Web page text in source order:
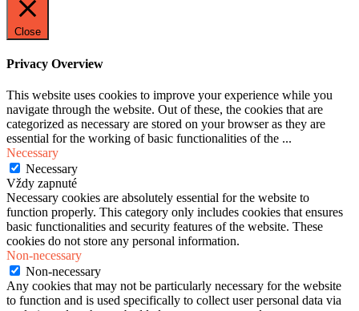
Close
Privacy Overview
This website uses cookies to improve your experience while you
navigate through the website. Out of these, the cookies that are
categorized as necessary are stored on your browser as they are
essential for the working of basic functionalities of the ...
Necessary
Necessary
Vždy zapnuté
Necessary cookies are absolutely essential for the website to
function properly. This category only includes cookies that ensures
basic functionalities and security features of the website. These
cookies do not store any personal information.
Non-necessary
Non-necessary
Any cookies that may not be particularly necessary for the website
to function and is used specifically to collect user personal data via